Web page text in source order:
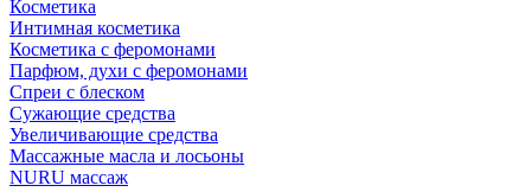
Косметика
Интимная косметика
Косметика с феромонами
Парфюм, духи с феромонами
Спреи с блеском
Сужающие средства
Увеличивающие средства
Массажные масла и лосьоны
NURU массаж